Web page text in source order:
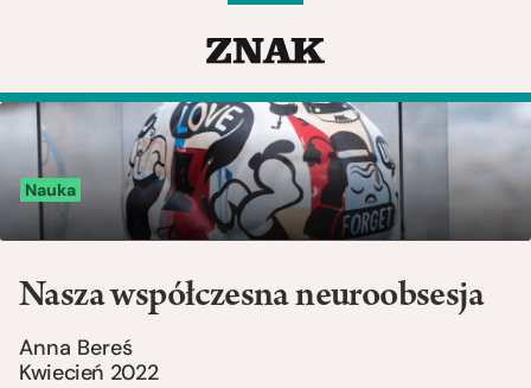
Nauka
Nasza współczesna neuroobsesja
Anna Bereś
Kwiecień 2022